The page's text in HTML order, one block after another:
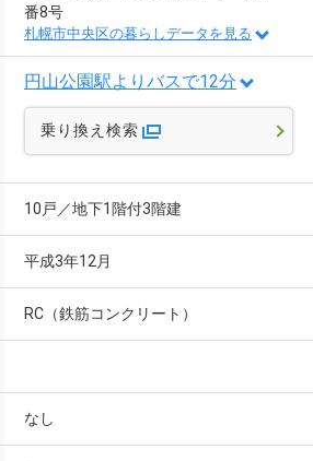
番8号
札幌市中央区の暮らしデータを見る
円山公園駅よりバスで12分
乗り換え検索
10戸／地下1階付3階建
平成3年12月
RC（鉄筋コンクリート）
なし